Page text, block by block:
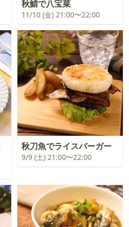
秋鯖で八宝菜
11/10 (金) 21:00〜22:00
秋刀魚でライスバーガー
9/9 (土) 21:00〜22:00